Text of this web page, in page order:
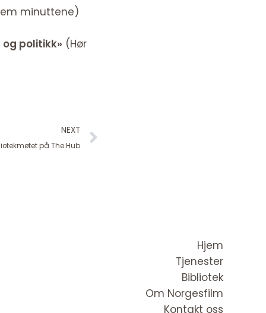
minuttene)
politikk» (Hør
NEXT
på The Hub
Hjem
Tjenester
Bibliotek
Om Norgesfilm
Kontakt oss